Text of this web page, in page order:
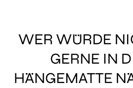
WER WÜRDE
GERNE IN
HÄNGEMATTE